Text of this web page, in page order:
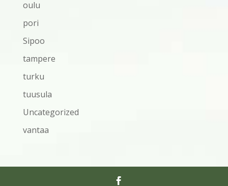
oulu
pori
Sipoo
tampere
turku
tuusula
Uncategorized
vantaa